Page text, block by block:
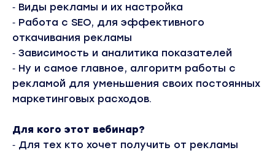
⁃ Виды рекламы и их настройка
⁃ Работа с SEO, для эффективного
откачивания рекламы
⁃ Зависимость и аналитика показателей
⁃ Ну и самое главное, алгоритм работы с
рекламой для уменьшения своих постоянных
маркетинговых расходов.
Для кого этот вебинар?
⁃ Для тех кто хочет получить от рекламы